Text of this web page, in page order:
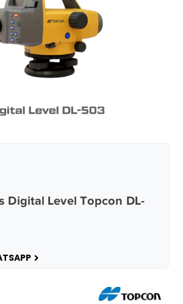
Digital Level Topcon DL-